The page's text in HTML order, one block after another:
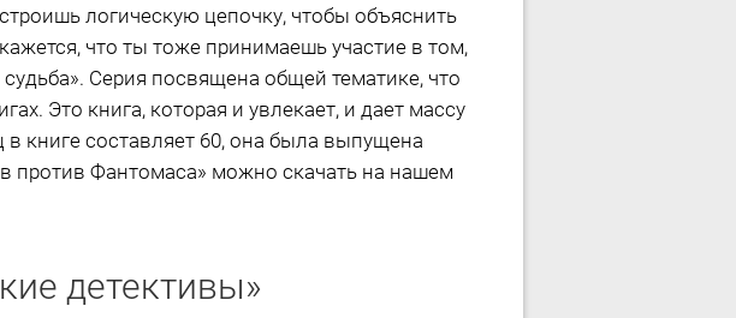
логическую цепочку, чтобы объяснить
что ты тоже принимаешь участие в том,
Серия посвящена общей тематике, что
Это книга, которая и увлекает, и дает массу
книге составляет 60, она была выпущена
против Фантомаса» можно скачать на нашем
детективы»